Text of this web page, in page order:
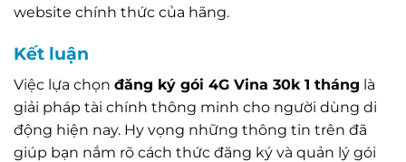
website chính thức của hãng.
Kết luận
Việc lựa chọn đăng ký gói 4G Vina 30k 1 tháng là
giải pháp tài chính thông minh cho người dùng di
động hiện nay. Hy vọng những thông tin trên đã
giúp bạn nắm rõ cách thức đăng ký và quản lý gói